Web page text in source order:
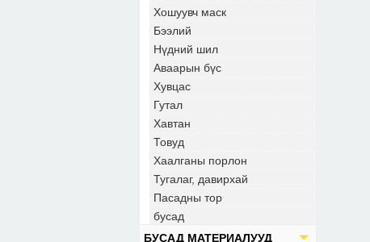
Хошуувч маск
Бээлий
Нүдний шил
Аваарын бүс
Хувцас
Гутал
Хавтан
Товуд
Хаалганы порлон
Тугалаг, давирхай
Пасадны тор
бусад
БУСАД МАТЕРИАЛУУД